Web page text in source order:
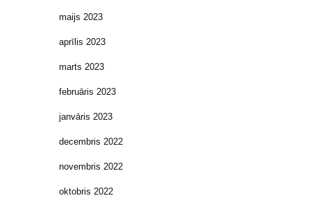
maijs 2023
aprīlis 2023
marts 2023
februāris 2023
janvāris 2023
decembris 2022
novembris 2022
oktobris 2022